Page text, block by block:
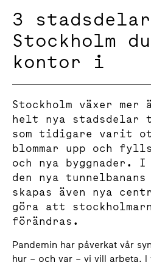
3
Stockholm
kontor i
Stockholm växer mer
helt nya stadsdelar
som tidigare varit
blommar upp och
och nya byggnader. I
den nya
skapas även nya
göra att
förändras.
Pandemin har påverkat vår
hur – och var – vi vill arbeta.